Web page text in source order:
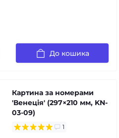
До кошика
Картина за номерами
'Венеція' (297×210 мм, KN-
03-09)
1